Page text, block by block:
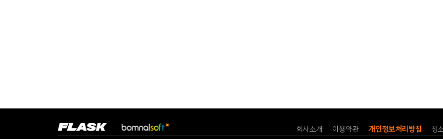
회사소개 이용약관 개인정보처리방침 청